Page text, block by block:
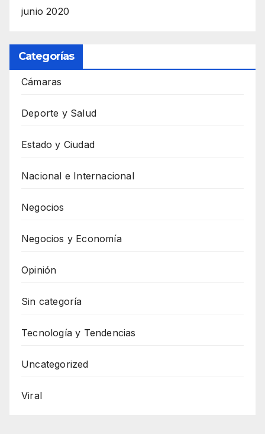
junio 2020
Categorías
Cámaras
Deporte y Salud
Estado y Ciudad
Nacional e Internacional
Negocios
Negocios y Economía
Opinión
Sin categoría
Tecnología y Tendencias
Uncategorized
Viral